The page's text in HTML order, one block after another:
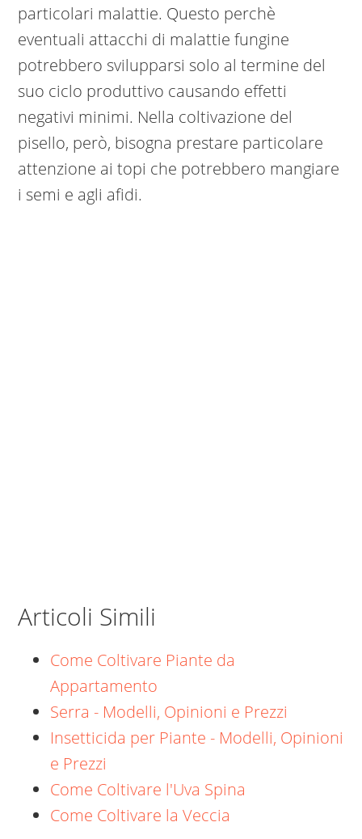
particolari malattie. Questo perchè
eventuali attacchi di malattie fungine
potrebbero svilupparsi solo al termine del
suo ciclo produttivo causando effetti
negativi minimi. Nella coltivazione del
pisello, però, bisogna prestare particolare
attenzione ai topi che potrebbero mangiare
i semi e agli afidi.
Articoli Simili
Come Coltivare Piante da
Appartamento
Serra - Modelli, Opinioni e Prezzi
Insetticida per Piante - Modelli, Opinioni
e Prezzi
Come Coltivare l'Uva Spina
Come Coltivare la Veccia